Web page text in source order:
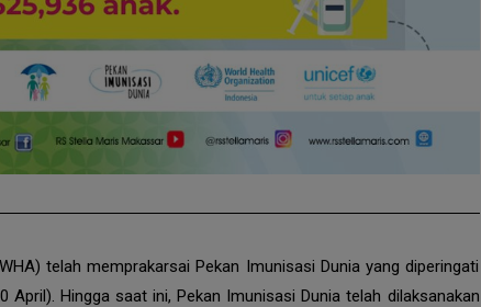
telah memprakarsai Pekan Imunisasi Dunia yang diperingati
Hingga saat ini, Pekan Imunisasi Dunia telah dilaksanakan